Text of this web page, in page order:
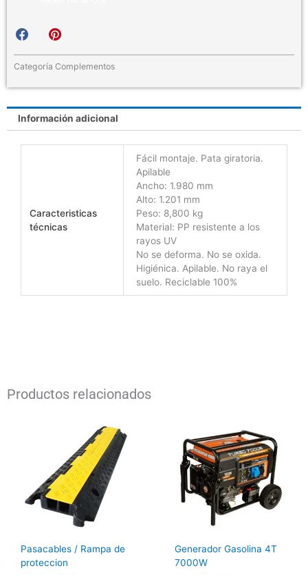
h
r
o
n
f
a
c
h
r
o
n
p
i
n
s
t
Categoría Complementos
Información adicional
Caracteristicas
técnicas
Fácil montaje. Pata giratoria.
Apilable
Ancho: 1.980 mm
Alto: 1.201 mm
Peso: 8,800 kg
Material: PP resistente a los
rayos UV
No se deforma. No se oxida.
Higiénica. Apilable. No raya el
suelo. Reciclable 100%
Productos relacionados
Pasacables / Rampa de
proteccion
Generador Gasolina 4T
7000W